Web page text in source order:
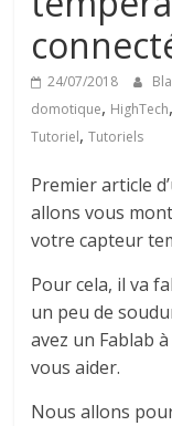
24/07/2018
domotique, HighTech,
Tutoriel,Tutoriels
Premier article
allons vous
votre capteur
Pour cela, il va
un peu de
avez un Fablab
vous aider.
Nous allons